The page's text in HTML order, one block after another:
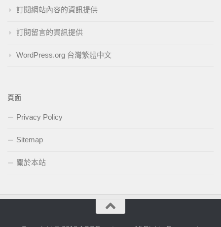
訂閱網站內容的資訊提供
訂閱留言的資訊提供
WordPress.org 台灣繁體中文
頁面
Privacy Policy
Sitemap
關於本站